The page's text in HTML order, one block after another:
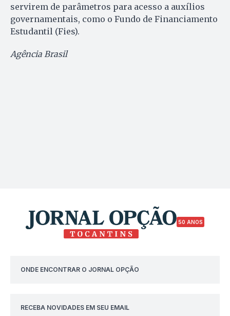
servirem de parâmetros para acesso a auxílios
governamentais, como o Fundo de Financiamento
Estudantil (Fies).
Agência Brasil
50 ANOS
ONDE ENCONTRAR O JORNAL OPÇÃO
RECEBA NOVIDADES EM SEU EMAIL